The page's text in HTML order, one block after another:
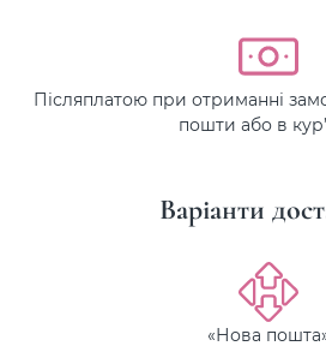
Післяплатою при отриманні
пошти або в
Варіанти
«Нова